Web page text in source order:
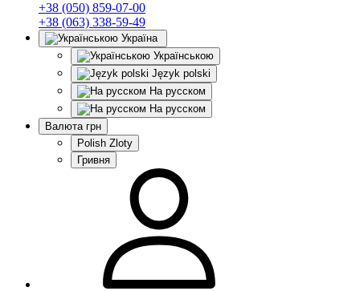
+38 (050) 859-07-00
+38 (063) 338-59-49
Україна
Українською
Język polski
На русском
На русском
Валюта грн
Polish Zloty
Гривня